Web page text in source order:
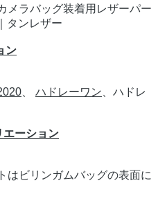
メラバッグ装着用レザーパー
タンレザー
ン
ハドレーワン 、ハドレ
エーション
はビリンガムバッグの表面に